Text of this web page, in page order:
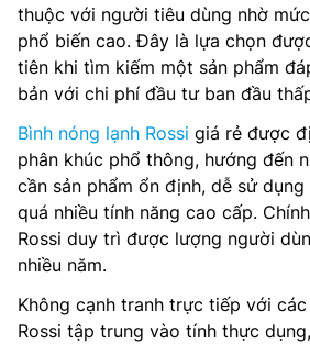
thuộc với người tiêu dùng nhờ
phổ biến cao. Đây là lựa chọn
tiên khi tìm kiếm một sản phẩm
bản với chi phí đầu tư ban đầu
Bình nóng lạnh Rossi giá rẻ được
phân khúc phổ thông, hướng đến
cần sản phẩm ổn định, dễ sử
quá nhiều tính năng cao cấp.
Rossi duy trì được lượng người
nhiều năm.
Không cạnh tranh trực tiếp với
Rossi tập trung vào tính thực